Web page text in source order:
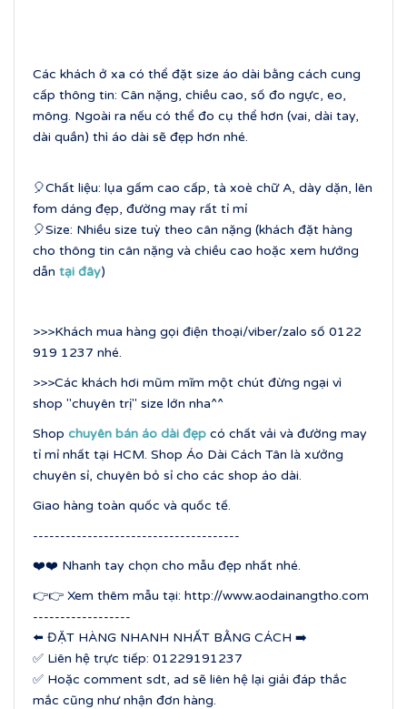
Các khách ở xa có thể đặt size áo dài bằng cách cung
cấp thông tin: Cân nặng, chiều cao, số đo ngực, eo,
mông. Ngoài ra nếu có thể đo cụ thể hơn (vai, dài tay,
dài quần) thì áo dài sẽ đẹp hơn nhé.
🎈Chất liệu: lụa gấm cao cấp, tà xoè chữ A, dày dặn, lên
fom dáng đẹp, đường may rất tỉ mỉ
🎈Size: Nhiều size tuỳ theo cân nặng (khách đặt hàng
cho thông tin cân nặng và chiều cao hoặc xem hướng
dẫn tại đây)
>>>Khách mua hàng gọi điện thoại/viber/zalo số 0122
919 1237 nhé.
>>>Các khách hơi mũm mĩm một chút đừng ngại vì
shop "chuyên trị" size lớn nha^^
Shop chuyên bán áo dài đẹp có chất vải và đường may
tỉ mỉ nhất tại HCM. Shop Áo Dài Cách Tân là xưởng
chuyên sỉ, chuyên bỏ sỉ cho các shop áo dài.
Giao hàng toàn quốc và quốc tế.
--------------------------------------
❤️❤️ Nhanh tay chọn cho mẫu đẹp nhất nhé.
👉👉 Xem thêm mẫu tại: http://www.aodainangtho.com
------------------
⬅️ ĐẶT HÀNG NHANH NHẤT BẰNG CÁCH ➡️
✅ Liên hệ trực tiếp: 01229191237
✅ Hoặc comment sdt, ad sẽ liên hệ lại giải đáp thắc
mắc cũng như nhận đơn hàng.